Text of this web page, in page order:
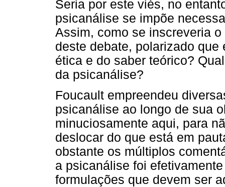
Seria por este viés, no
psicanálise se impõe
Assim, como se inscreveria
deste debate, polarizado
ética e do saber teórico?
da psicanálise?
Foucault empreendeu
psicanálise ao longo de sua
minuciosamente aqui, para
deslocar do que está em
obstante os múltiplos
a psicanálise foi
formulações que devem ser